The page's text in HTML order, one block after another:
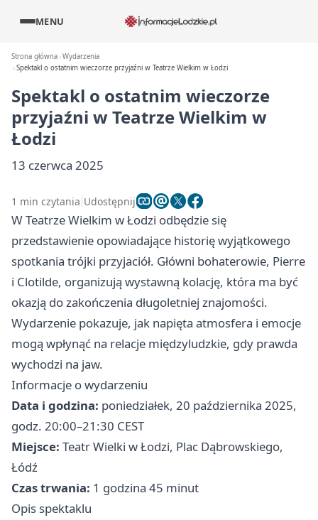
MENU
Strona główna Wydarzenia
Spektakl o ostatnim wieczorze przyjaźni w Teatrze Wielkim w Łodzi
Spektakl o ostatnim wieczorze
przyjaźni w Teatrze Wielkim w
Łodzi
13 czerwca 2025
1 min czytania Udostępnij
W Teatrze Wielkim w Łodzi odbędzie się
przedstawienie opowiadające historię wyjątkowego
spotkania trójki przyjaciół. Główni bohaterowie, Pierre
i Clotilde, organizują wystawną kolację, która ma być
okazją do zakończenia długoletniej znajomości.
Wydarzenie pokazuje, jak napięta atmosfera i emocje
mogą wpłynąć na relacje międzyludzkie, gdy prawda
wychodzi na jaw.
Informacje o wydarzeniu
Data i godzina: poniedziałek, 20 października 2025,
godz. 20:00–21:30 CEST
Miejsce: Teatr Wielki w Łodzi, Plac Dąbrowskiego,
Łódź
Czas trwania: 1 godzina 45 minut
Opis spektaklu